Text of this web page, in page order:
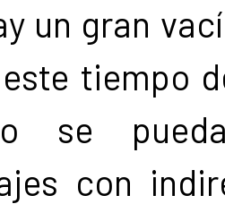
un gran
tiempo
se
con